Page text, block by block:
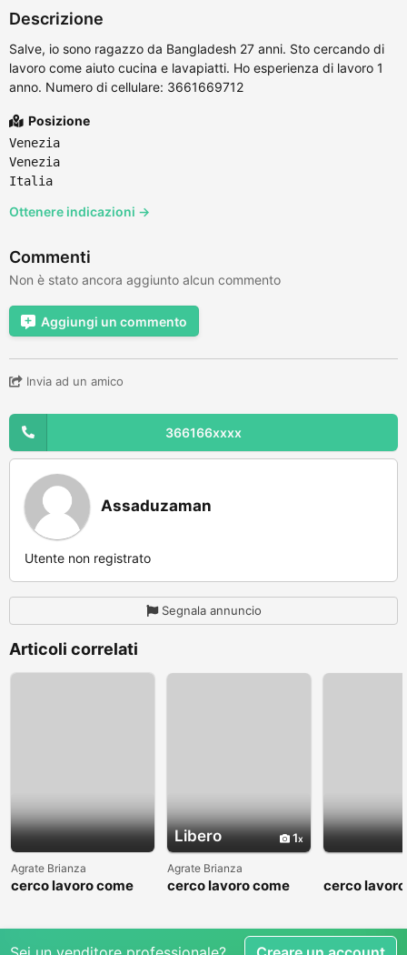
Descrizione
Salve, io sono ragazzo da Bangladesh 27 anni. Sto cercando di
lavoro come aiuto cucina e lavapiatti. Ho esperienza di lavoro 1
anno. Numero di cellulare: 3661669712
Posizione
Venezia
Venezia
Italia
Ottenere indicazioni →
Commenti
Non è stato ancora aggiunto alcun commento
Aggiungi un commento
Invia ad un amico
366166xxxx
Assaduzaman
Utente non registrato
Segnala annuncio
Articoli correlati
Agrate Brianza
cerco lavoro come
Libero 1
Agrate Brianza
cerco lavoro come
cerco